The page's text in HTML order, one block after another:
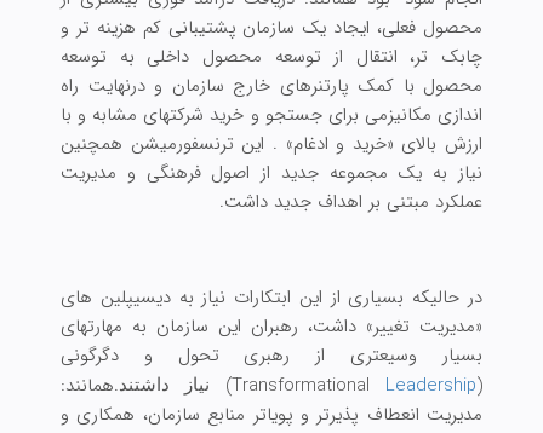
محصول فعلی، ایجاد یک سازمان پشتیبانی کم هزینه تر و
چابک تر، انتقال از توسعه محصول داخلی به توسعه
محصول با کمک پارتنرهای خارج سازمان و درنهایت راه
اندازی مکانیزمی برای جستجو و خرید شرکتهای مشابه و با
ارزش بالای «خرید و ادغام» . این ترنسفورمیشن همچنین
نیاز به یک مجموعه جدید از اصول فرهنگی و مدیریت
عملکرد مبتنی بر اهداف جدید داشت.
در حالیکه بسیاری از این ابتکارات نیاز به دیسیپلین های
«مدیریت تغییر» داشت، رهبران این سازمان به مهارتهای
بسیار وسیعتری از رهبری تحول و دگرگونی
(Transformational
Leadership
) نیاز داشتند.همانند:
مدیریت انعطاف پذیرتر و پویاتر منابع سازمان، همکاری و